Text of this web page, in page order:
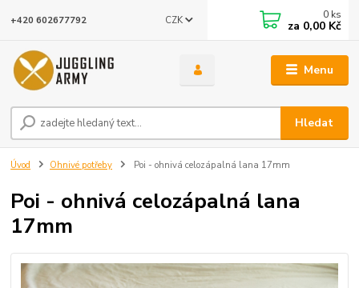
Menu
CZK
Hledat
+420 602677792 0 ks
za 0,00 Kč
Úvod Ohnivé potřeby Poi - ohnivá celozápalná lana 17mm
Poi - ohnivá celozápalná lana
17mm